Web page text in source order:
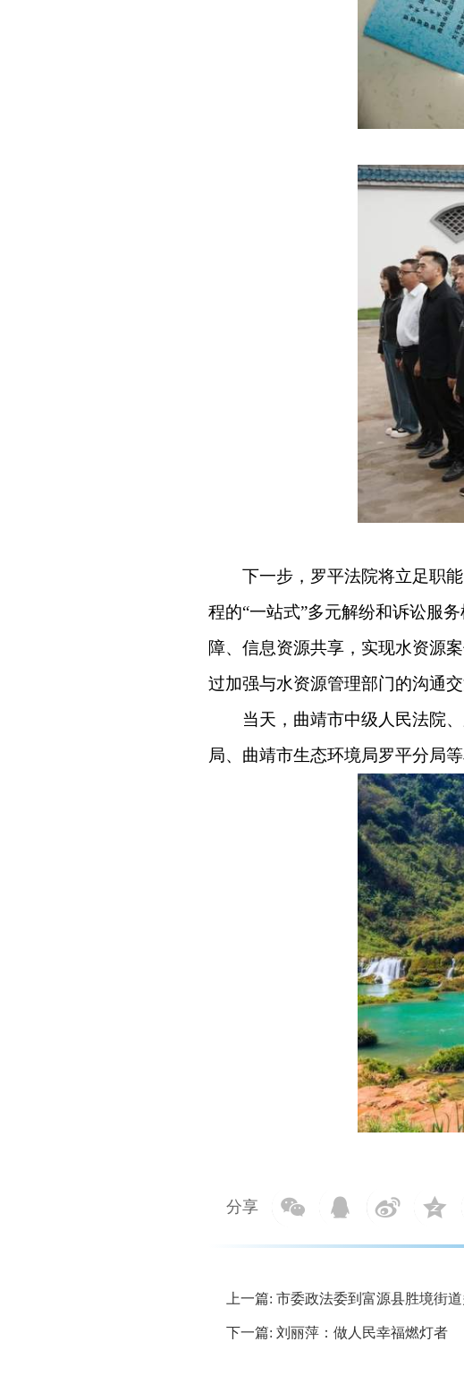
下一步，罗平法院将立足职
程的“一站式”多元解纷和诉讼服
障、信息资源共享，实现水资源
过加强与水资源管理部门的沟通
当天，曲靖市中级人民法院
局、曲靖市生态环境局罗平分局等
分享
上一篇: 市委政法委到富源县胜境街
下一篇: 刘丽萍：做人民幸福燃灯者